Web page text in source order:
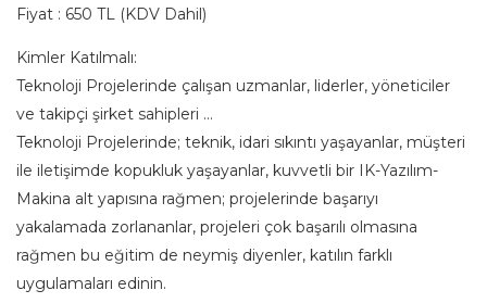
Fiyat : 650 TL (KDV Dahil)
Kimler Katılmalı:
Teknoloji Projelerinde çalışan uzmanlar, liderler, yöneticiler
ve takipçi şirket sahipleri …
Teknoloji Projelerinde; teknik, idari sıkıntı yaşayanlar, müşteri
ile iletişimde kopukluk yaşayanlar, kuvvetli bir IK-Yazılım-
Makina alt yapısına rağmen; projelerinde başarıyı
yakalamada zorlananlar, projeleri çok başarılı olmasına
rağmen bu eğitim de neymiş diyenler, katılın farklı
uygulamaları edinin.